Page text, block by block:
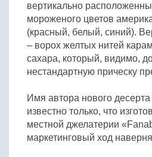
вертикально
мороженого цветов
(красный, белый, синий).
– ворох желтых нитей
сахара, который, видимо,
нестандартную прическу
Имя автора нового
известно только, что
местной джелатерии
маркетинговый ход